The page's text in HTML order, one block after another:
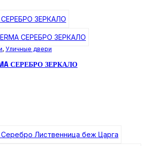
, Уличные двери
СЕРЕБРО ЗЕРКАЛО